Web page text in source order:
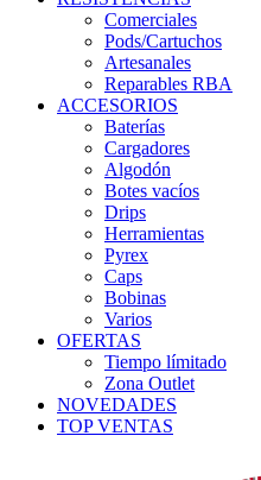
Comerciales
Pods/Cartuchos
Artesanales
Reparables RBA
ACCESORIOS
Baterías
Cargadores
Algodón
Botes vacíos
Drips
Herramientas
Pyrex
Caps
Bobinas
Varios
OFERTAS
Tiempo límitado
Zona Outlet
NOVEDADES
TOP VENTAS